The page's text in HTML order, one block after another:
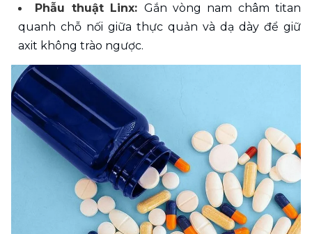
Phẫu thuật Linx: Gắn vòng nam châm titan
quanh chỗ nối giữa thực quản và dạ dày để giữ
axit không trào ngược.